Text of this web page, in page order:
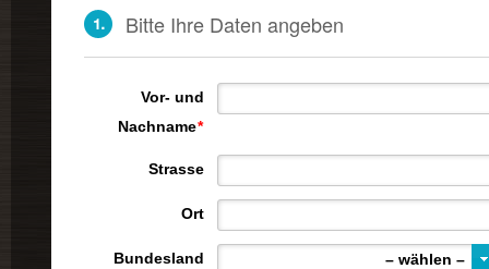
Bitte Ihre Daten angeben
Vor- und
Nachname*
Strasse
Ort
Bundesland – wählen –